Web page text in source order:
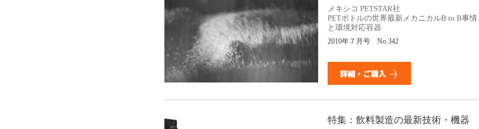
メキシコ PETSTAR社
PETボトルの世界最新メカニカルB to B事情
と環境対応容器
2010年７月号 No.342
特集：飲料製造の最新技術・機器